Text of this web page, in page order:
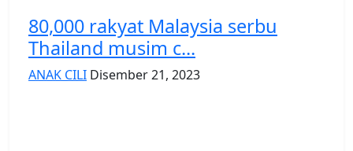
80,000 rakyat Malaysia serbu
Thailand musim c...
ANAK CILI Disember 21, 2023